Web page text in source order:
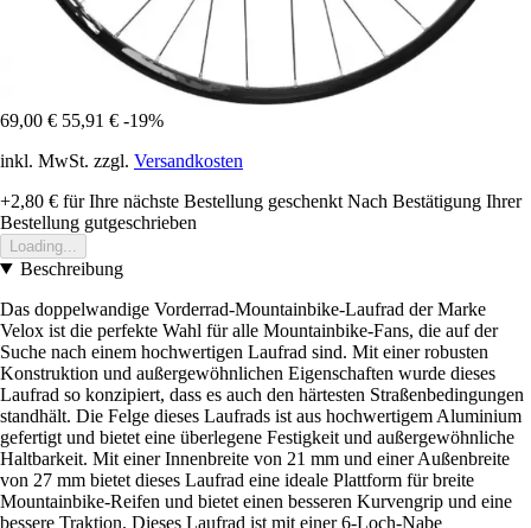
69,00 € 55,91 € -19%
inkl. MwSt. zzgl. Versandkosten
+2,80 € für Ihre nächste Bestellung geschenkt Nach Bestätigung Ihrer
Bestellung gutgeschrieben
Loading...
Beschreibung
Das doppelwandige Vorderrad-Mountainbike-Laufrad der Marke
Velox ist die perfekte Wahl für alle Mountainbike-Fans, die auf der
Suche nach einem hochwertigen Laufrad sind. Mit einer robusten
Konstruktion und außergewöhnlichen Eigenschaften wurde dieses
Laufrad so konzipiert, dass es auch den härtesten Straßenbedingungen
standhält. Die Felge dieses Laufrads ist aus hochwertigem Aluminium
gefertigt und bietet eine überlegene Festigkeit und außergewöhnliche
Haltbarkeit. Mit einer Innenbreite von 21 mm und einer Außenbreite
von 27 mm bietet dieses Laufrad eine ideale Plattform für breite
Mountainbike-Reifen und bietet einen besseren Kurvengrip und eine
bessere Traktion. Dieses Laufrad ist mit einer 6-Loch-Nabe